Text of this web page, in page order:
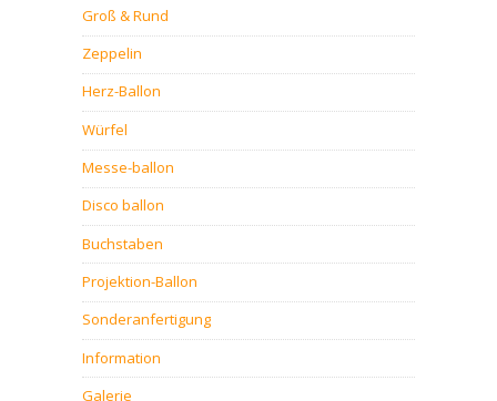
Groß & Rund
Zeppelin
Herz-Ballon
Würfel
Messe-ballon
Disco ballon
Buchstaben
Projektion-Ballon
Sonderanfertigung
Information
Galerie